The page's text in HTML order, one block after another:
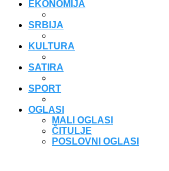
EKONOMIJA
SRBIJA
KULTURA
SATIRA
SPORT
OGLASI
MALI OGLASI
ČITULJE
POSLOVNI OGLASI